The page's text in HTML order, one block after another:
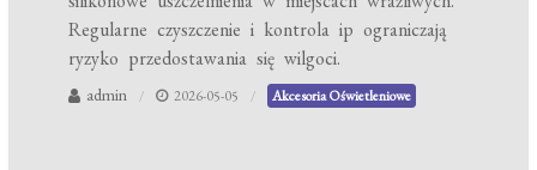
Regularne czyszczenie i kontrola ip ograniczają
ryzyko przedostawania się wilgoci.
admin 2026-05-05 Akcesoria Oświetleniowe